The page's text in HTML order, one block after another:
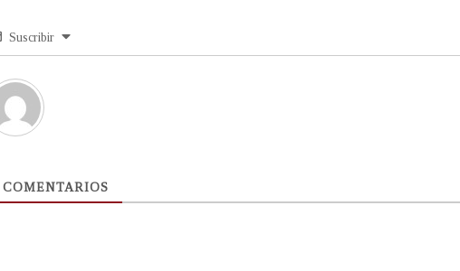
Suscribir
COMENTARIOS